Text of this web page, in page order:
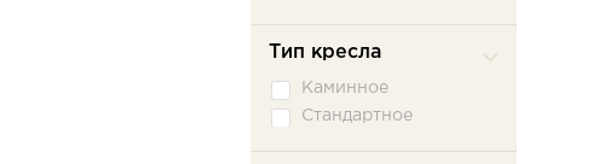
Тип кресла
Каминное
Стандартное